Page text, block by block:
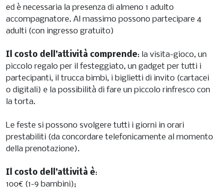
ed è necessaria la presenza di almeno 1 adulto
accompagnatore. Al massimo possono partecipare 4
adulti (con ingresso gratuito)
Il costo dell’attività comprende: la visita-gioco, un
piccolo regalo per il festeggiato, un gadget per tutti i
partecipanti, il trucca bimbi, i biglietti di invito (cartacei
o digitali) e la possibilità di fare un piccolo rinfresco con
la torta.
Le feste si possono svolgere tutti i giorni in orari
prestabiliti (da concordare telefonicamente al momento
della prenotazione).
Il costo dell’attività è:
100€ (1-9 bambini);